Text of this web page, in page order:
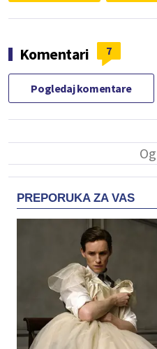
Komentari 7
Pogledaj komentare
PREPORUKA ZA VAS